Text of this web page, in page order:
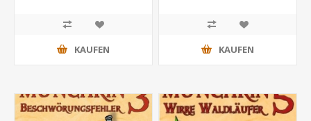
KAUFEN KAUFEN